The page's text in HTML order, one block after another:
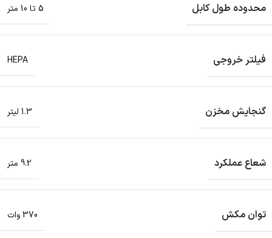
محدوده طول کابل 5 تا 10 متر
فیلتر خروجی HEPA
گنجایش مخزن 1.3 لیتر
شعاع عملکرد 9.2 متر
توان مکش 370 وات